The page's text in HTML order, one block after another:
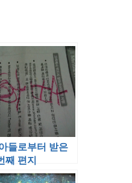
들로부터 받은
째 편지